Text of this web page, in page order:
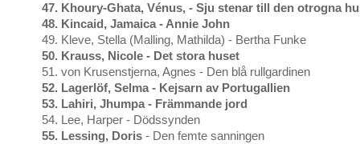
47. Khoury-Ghata, Vénus, - Sju stenar till den otrogna
48. Kincaid, Jamaica - Annie John
49. Kleve, Stella (Malling, Mathilda) - Bertha Funke
50. Krauss, Nicole - Det stora huset
51. von Krusenstjerna, Agnes - Den blå rullgardinen
52. Lagerlöf, Selma - Kejsarn av Portugallien
53. Lahiri, Jhumpa - Främmande jord
54. Lee, Harper - Dödssynden
55. Lessing, Doris - Den femte sanningen